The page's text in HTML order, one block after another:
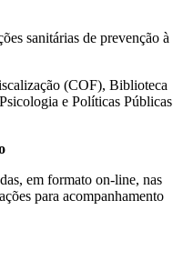
sanitárias de prevenção à
(COF), Biblioteca
e Políticas Públicas
em formato on-line, nas
para acompanhamento